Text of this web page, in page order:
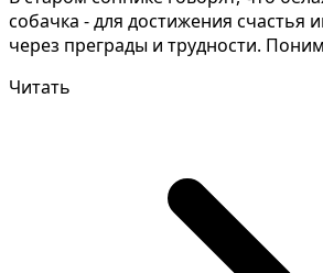
собачка - для достижения счастья
через преграды и трудности.
Читать